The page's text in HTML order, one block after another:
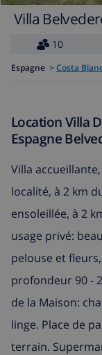
Villa
10
Espagne > Costa
Location Villa
Espagne
Villa
localité, à 2 km
ensoleillée, à 2
usage privé:
pelouse et
profondeur 90 -
de la Maison:
linge. Place de
terrain.